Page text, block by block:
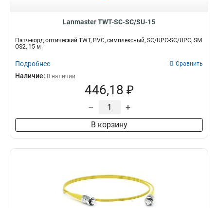
Lanmaster TWT-SC-SC/SU-15
Патч-корд оптический TWT, PVC, симплексный, SC/UPC-SC/UPC, SM
OS2, 15 м
Подробнее Сравнить
Наличие: В наличии
446,18 ₽
– +
В корзину